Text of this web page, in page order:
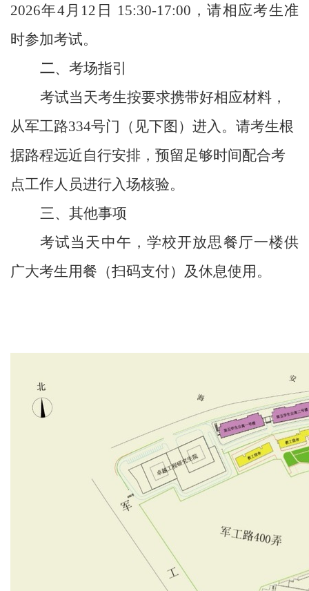
2026年4月 12 日 15:30-17:00 ，请相应考生准
时参加考试。
二、考场指引
考试当天考生按要求携带好相应材料，
从军工路334号门（见下图）进入。请考生根
据路程远近自行安排，预留足够时间配合考
点工作人员进行入场核验。
三、其他事项
考试当天中午，学校开放思餐厅一楼供
广大考生用餐（扫码支付）及休息使用。